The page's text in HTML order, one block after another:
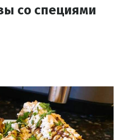
со специями